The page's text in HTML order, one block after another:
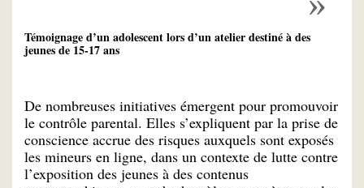
Témoignage d’un adolescent lors d’un atelier destiné à des
jeunes de 15-17 ans
De nombreuses initiatives émergent pour promouvoir
le contrôle parental. Elles s’expliquent par la prise de
conscience accrue des risques auxquels sont exposés
les mineurs en ligne, dans un contexte de lutte contre
l’exposition des jeunes à des contenus